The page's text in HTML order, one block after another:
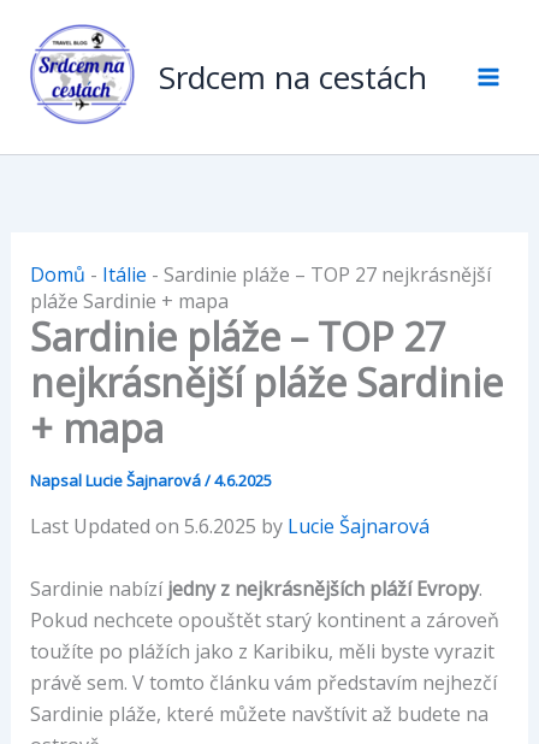
obsah
Srdcem na cestách
Domů - Itálie - Sardinie pláže – TOP 27 nejkrásnější
pláže Sardinie + mapa
Sardinie pláže – TOP 27
nejkrásnější pláže Sardinie
+ mapa
NapsalLucie Šajnarová/4.6.2025
Last Updated on 5.6.2025 by Lucie Šajnarová
Sardinie nabízíjedny z nejkrásnějších pláží Evropy.
Pokud nechcete opouštět starý kontinent a zároveň
toužíte po plážích jako z Karibiku, měli byste vyrazit
právě sem. V tomto článku vám představím nejhezčí
Sardinie pláže, které můžete navštívit až budete na